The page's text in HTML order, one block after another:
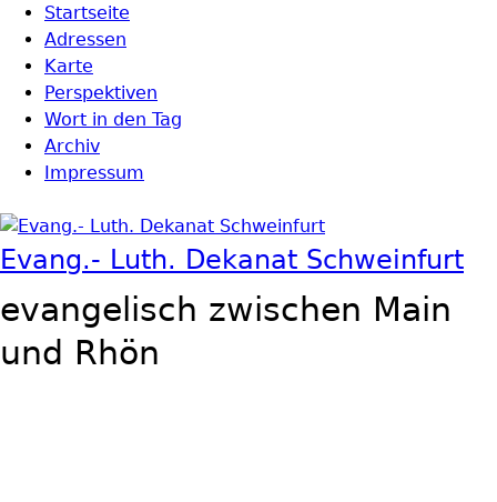
Direkt zum Inhalt
Hauptmenü
Startseite
Adressen
Karte
Perspektiven
Wort in den Tag
Archiv
Impressum
Evang.- Luth. Dekanat Schweinfurt
evangelisch zwischen Main
und Rhön